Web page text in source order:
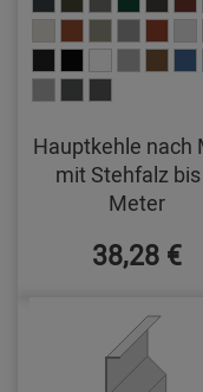
Hauptkehle nach
mit Stehfalz
Meter
38,28 €